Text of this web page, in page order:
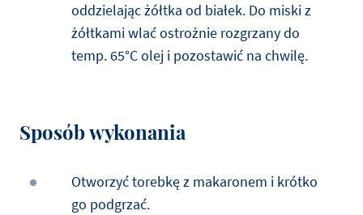
oddzielając żółtka od białek. Do miski z
żółtkami wlać ostrożnie rozgrzany do
temp. 65°C olej i pozostawić na chwilę.
Sposób wykonania
Otworzyć torebkę z makaronem i krótko
go podgrzać.